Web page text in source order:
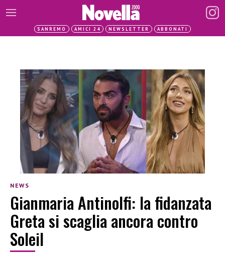
SANREMO AMICI 24 NEWSLETTER ABBONATI
NEWS
Gianmaria Antinolfi: la fidanzata
Greta si scaglia ancora contro
Soleil